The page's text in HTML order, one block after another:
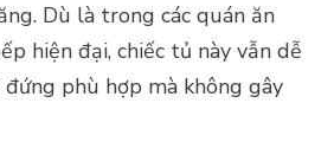
Dù là trong các quán ăn
hiện đại, chiếc tủ này vẫn dễ
phù hợp mà không gây